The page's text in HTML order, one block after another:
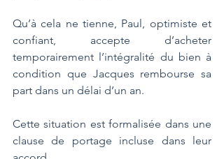
Qu’à cela ne tienne, Paul, optimiste et
confiant, accepte d’acheter
temporairement l’intégralité du bien à
condition que Jacques rembourse sa
part dans un délai d’un an.
Cette situation est formalisée dans une
clause de portage incluse dans leur